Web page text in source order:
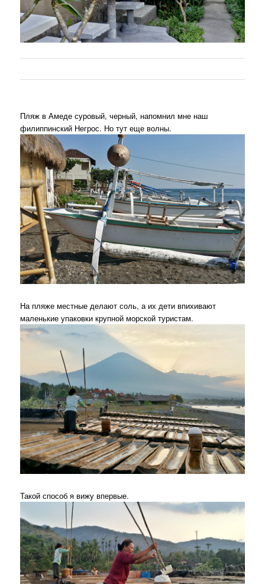
Пляж в Амеде суровый, черный, напомнил мне наш
филиппинский Негрос. Но тут еще волны.
На пляже местные делают соль, а их дети впихивают
маленькие упаковки крупной морской туристам.
Такой способ я вижу впервые.